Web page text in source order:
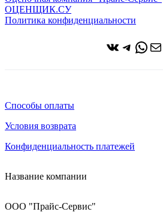
ОЦЕНЩИК.СУ
Политика конфиденциальности
ВКонтакте
Способы оплаты
Условия возврата
Конфиденциальность платежей
Название компании
ООО "Прайс-Сервис"